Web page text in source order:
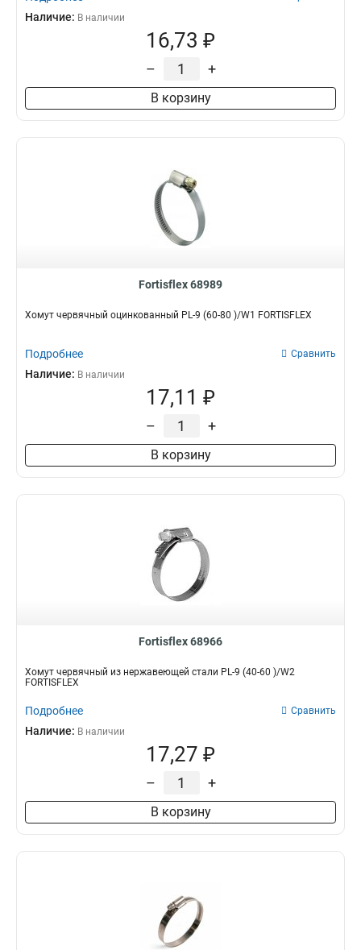
Наличие: В наличии
16,73 ₽
– +
В корзину
Fortisflex 68989
Хомут червячный оцинкованный PL-9 (60-80 )/W1 FORTISFLEX
Подробнее Сравнить
Наличие: В наличии
17,11 ₽
– +
В корзину
Fortisflex 68966
Хомут червячный из нержавеющей стали PL-9 (40-60 )/W2
FORTISFLEX
Подробнее Сравнить
Наличие: В наличии
17,27 ₽
– +
В корзину